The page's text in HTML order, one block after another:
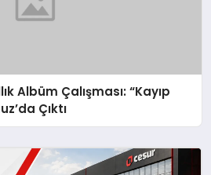
Albüm Çalışması: “Kayıp
Çıktı